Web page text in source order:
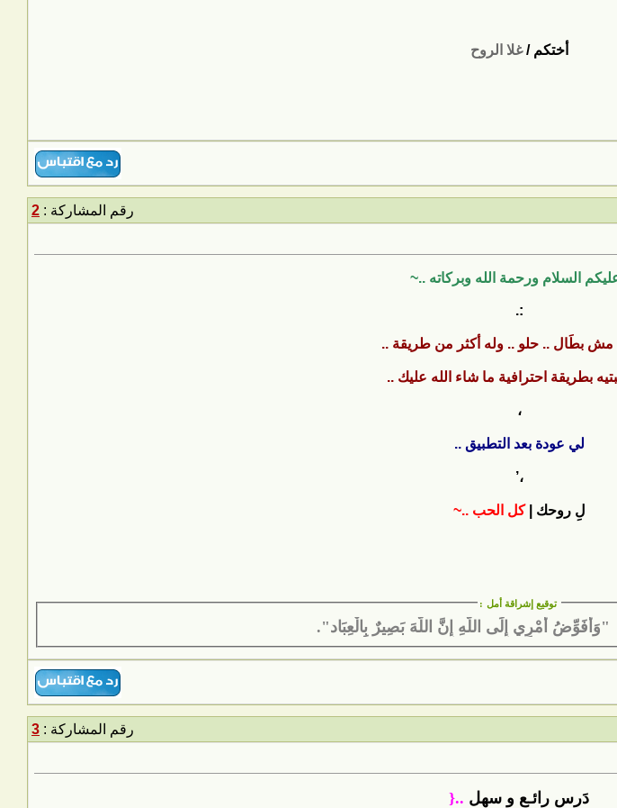
أختكم /غلا الروح
رقم المشاركة : 2
السلام ورحمة الله وبركاته ..~
:.
مش بطَال .. حلو .. وله أكثر من طريقة ..
بطريقة احترافية ما شاء الله عليك ..
،
لي عودة بعد التطبيق ..
،’
لِ روحك |كل الحب ..~
توقيع إشراقة أمل :
"وَأُفَوِّضُ أَمْرِي إِلَى اللَّهِ إِنَّ اللَّهَ بَصِيرٌ بِالْعِبَاد".
رقم المشاركة : 3
دَرس رائـع و سهل ..{